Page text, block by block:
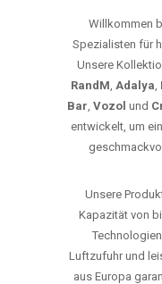
Willkommen
Spezialisten für
Unsere
RandM, Adalya,
Bar, Vozol und
entwickelt, um
Unsere
Kapazität von
Luftzufuhr und
aus Europa